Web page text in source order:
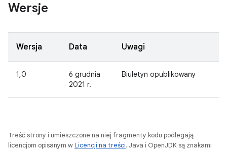
Wersje
Wersja Data Uwagi
1,0
6 grudnia
2021 r.
Biuletyn opublikowany
Treść strony i umieszczone na niej fragmenty kodu podlegają
licencjom opisanym wLicencji na treści. Java i OpenJDK są znakami